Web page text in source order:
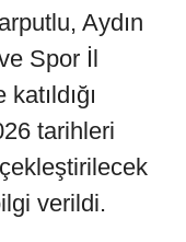
Aydın
Spor İl
tarihleri
verildi.